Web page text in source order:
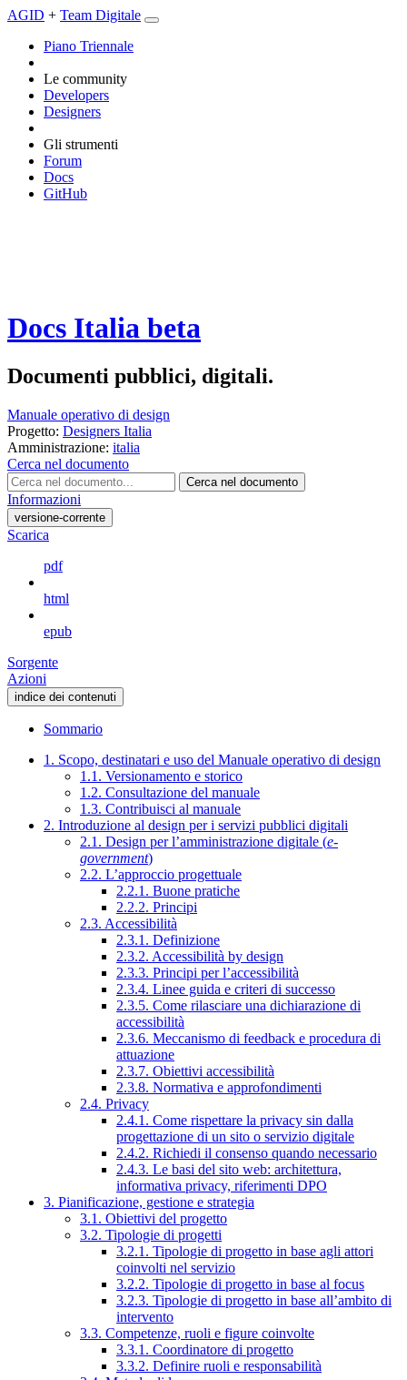
AGID + Team Digitale
Piano Triennale
Le community
Developers
Designers
Gli strumenti
Forum
Docs
GitHub
Docs Italia beta
Documenti pubblici, digitali.
Manuale operativo di design
Progetto: Designers Italia
Amministrazione: italia
Cerca nel documento
Cerca nel documento
Informazioni
versione-corrente
Scarica
pdf
html
epub
Sorgente
Azioni
indice dei contenuti
Sommario
1. Scopo, destinatari e uso del Manuale operativo di design
1.1. Versionamento e storico
1.2. Consultazione del manuale
1.3. Contribuisci al manuale
2. Introduzione al design per i servizi pubblici digitali
2.1. Design per l’amministrazione digitale (e-
government)
2.2. L’approccio progettuale
2.2.1. Buone pratiche
2.2.2. Principi
2.3. Accessibilità
2.3.1. Definizione
2.3.2. Accessibilità by design
2.3.3. Principi per l’accessibilità
2.3.4. Linee guida e criteri di successo
2.3.5. Come rilasciare una dichiarazione di
accessibilità
2.3.6. Meccanismo di feedback e procedura di
attuazione
2.3.7. Obiettivi accessibilità
2.3.8. Normativa e approfondimenti
2.4. Privacy
2.4.1. Come rispettare la privacy sin dalla
progettazione di un sito o servizio digitale
2.4.2. Richiedi il consenso quando necessario
2.4.3. Le basi del sito web: architettura,
informativa privacy, riferimenti DPO
3. Pianificazione, gestione e strategia
3.1. Obiettivi del progetto
3.2. Tipologie di progetti
3.2.1. Tipologie di progetto in base agli attori
coinvolti nel servizio
3.2.2. Tipologie di progetto in base al focus
3.2.3. Tipologie di progetto in base all’ambito di
intervento
3.3. Competenze, ruoli e figure coinvolte
3.3.1. Coordinatore di progetto
3.3.2. Definire ruoli e responsabilità